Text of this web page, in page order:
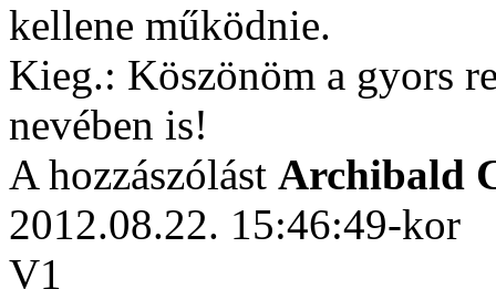
kellene működnie.
Kieg.: Köszönöm a gyors
nevében is!
A hozzászólást Archibald
2012.08.22. 15:46:49-kor
V1